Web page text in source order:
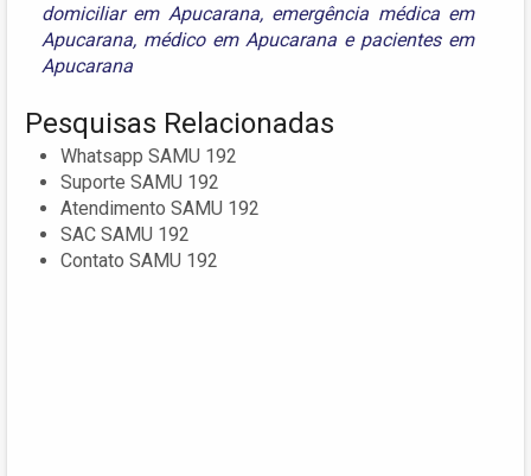
domiciliar em Apucarana, emergência médica em
Apucarana, médico em Apucarana e pacientes em
Apucarana
Pesquisas Relacionadas
Whatsapp SAMU 192
Suporte SAMU 192
Atendimento SAMU 192
SAC SAMU 192
Contato SAMU 192